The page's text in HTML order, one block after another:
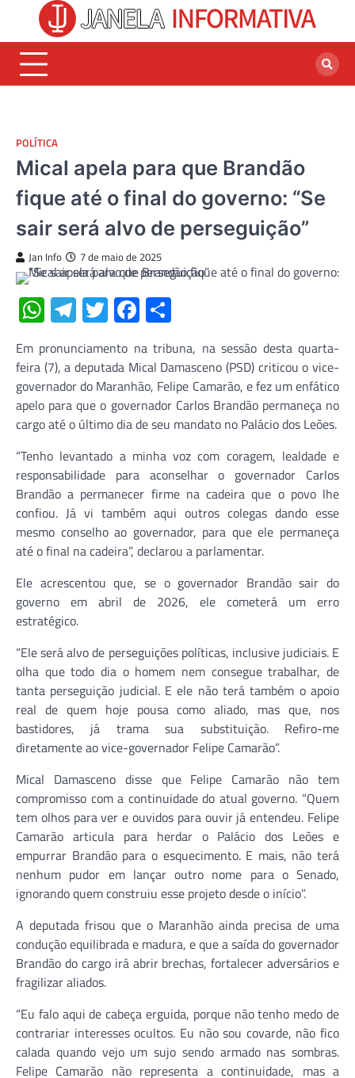
content
POLÍTICA
Mical apela para que Brandão
fique até o final do governo: “Se
sair será alvo de perseguição”
Jan Info 7 de maio de 2025
WhatsApp
Telegram
TwitterFacebook
Em pronunciamento na tribuna, na sessão desta quarta-
feira (7), a deputada Mical Damasceno (PSD) criticou o vice-
governador do Maranhão, Felipe Camarão, e fez um enfático
apelo para que o governador Carlos Brandão permaneça no
cargo até o último dia de seu mandato no Palácio dos Leões.
“Tenho levantado a minha voz com coragem, lealdade e
responsabilidade para aconselhar o governador Carlos
Brandão a permanecer firme na cadeira que o povo lhe
confiou. Já vi também aqui outros colegas dando esse
mesmo conselho ao governador, para que ele permaneça
até o final na cadeira”, declarou a parlamentar.
Ele acrescentou que, se o governador Brandão sair do
governo em abril de 2026, ele cometerá um erro
estratégico.
“Ele será alvo de perseguições políticas, inclusive judiciais. E
olha que todo dia o homem nem consegue trabalhar, de
tanta perseguição judicial. E ele não terá também o apoio
real de quem hoje pousa como aliado, mas que, nos
bastidores, já trama sua substituição. Refiro-me
diretamente ao vice-governador Felipe Camarão”.
Mical Damasceno disse que Felipe Camarão não tem
compromisso com a continuidade do atual governo. “Quem
tem olhos para ver e ouvidos para ouvir já entendeu. Felipe
Camarão articula para herdar o Palácio dos Leões e
empurrar Brandão para o esquecimento. E mais, não terá
nenhum pudor em lançar outro nome para o Senado,
ignorando quem construiu esse projeto desde o início”.
A deputada frisou que o Maranhão ainda precisa de uma
condução equilibrada e madura, e que a saída do governador
Brandão do cargo irá abrir brechas, fortalecer adversários e
fragilizar aliados.
“Eu falo aqui de cabeça erguida, porque não tenho medo de
contrariar interesses ocultos. Eu não sou covarde, não fico
calada quando vejo um sujo sendo armado nas sombras.
Felipe Camarão não representa a continuidade, mas a